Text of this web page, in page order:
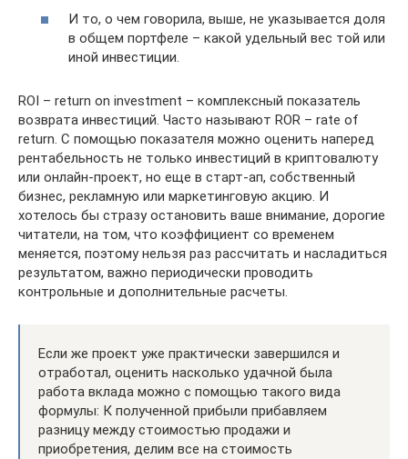
И то, о чем говорила, выше, не указывается доля
в общем портфеле – какой удельный вес той или
иной инвестиции.
ROI – return on investment – комплексный показатель
возврата инвестиций. Часто называют ROR – rate of
return. С помощью показателя можно оценить наперед
рентабельность не только инвестиций в криптовалюту
или онлайн-проект, но еще в старт-ап, собственный
бизнес, рекламную или маркетинговую акцию. И
хотелось бы стразу остановить ваше внимание, дорогие
читатели, на том, что коэффициент со временем
меняется, поэтому нельзя раз рассчитать и насладиться
результатом, важно периодически проводить
контрольные и дополнительные расчеты.
Если же проект уже практически завершился и
отработал, оценить насколько удачной была
работа вклада можно с помощью такого вида
формулы: К полученной прибыли прибавляем
разницу между стоимостью продажи и
приобретения, делим все на стоимость